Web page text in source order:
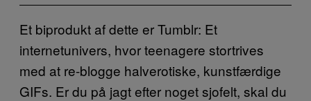
Et biprodukt af dette er Tumblr: Et
internetunivers, hvor teenagere stortrives
med at re-blogge halverotiske, kunstfærdige
GIFs. Er du på jagt efter noget sjofelt, skal du